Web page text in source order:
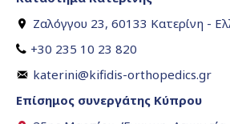
Ζαλόγγου 23, 60133 Κατερίνη -
+30 235 10 23 820
katerini@kifidis-orthopedics.gr
Επίσημος συνεργάτης Κύπρου